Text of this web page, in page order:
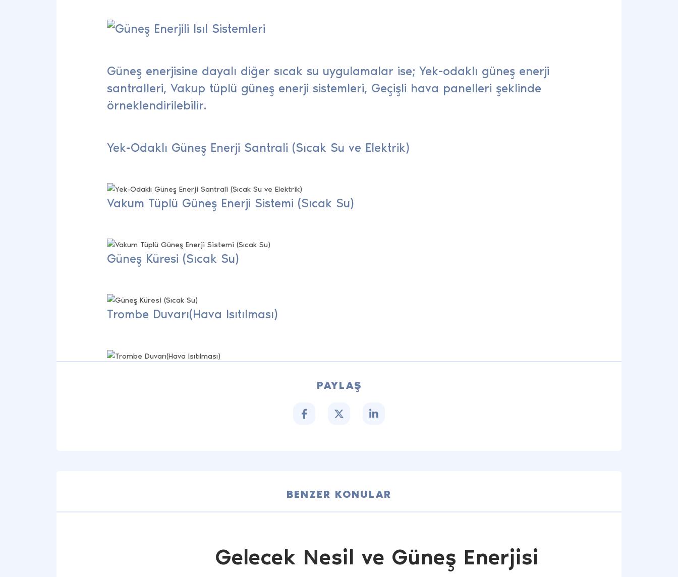
Güneş enerjisine dayalı diğer sıcak su uygulamalar ise; Yek-odaklı güneş enerji
santralleri, Vakup tüplü güneş enerji sistemleri, Geçişli hava panelleri şeklinde
örneklendirilebilir.
Yek-Odaklı Güneş Enerji Santrali (Sıcak Su ve Elektrik)
Vakum Tüplü Güneş Enerji Sistemi (Sıcak Su)
Güneş Küresi (Sıcak Su)
Trombe Duvarı(Hava Isıtılması)
PAYLAŞ
BENZER KONULAR
Gelecek Nesil ve Güneş Enerjisi